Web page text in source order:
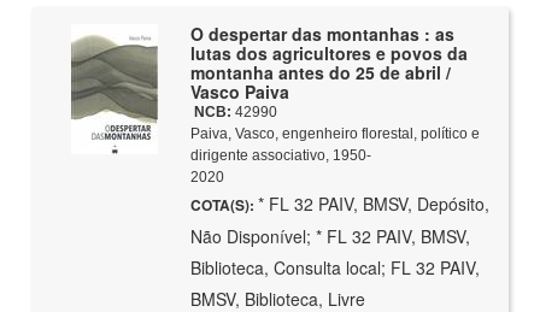
O despertar das montanhas : as
lutas dos agricultores e povos da
montanha antes do 25 de abril /
Vasco Paiva
NCB: 42990
Paiva, Vasco, engenheiro florestal, político e
dirigente associativo, 1950-
2020
COTA(S): * FL 32 PAIV, BMSV, Depósito,
Não Disponível; * FL 32 PAIV, BMSV,
Biblioteca, Consulta local; FL 32 PAIV,
BMSV, Biblioteca, Livre